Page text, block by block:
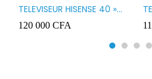
TELEVISEUR HISENSE 40 »
LED SMART VIDAA 40A4K
120 000 CFA